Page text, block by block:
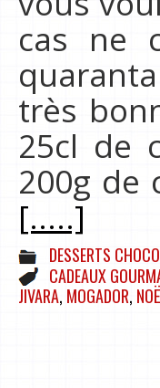
cas ne
très
25cl de
200g de
[.....]
DESSERTS
CADEAUX
JIVARA, MOGADOR,